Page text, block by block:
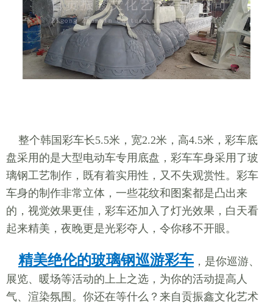
整个韩国彩车长5.5米，宽2.2米，高4.5米，彩车底
盘采用的是大型电动车专用底盘，彩车车身采用了玻
璃钢工艺制作，既有着实用性，又不失观赏性。彩车
车身的制作非常立体，一些花纹和图案都是凸出来
的，视觉效果更佳，彩车还加入了灯光效果，白天看
起来精美，夜晚更是光彩夺人，令你移不开眼。
精美绝伦的玻璃钢巡游彩车，是你巡游、
展览、暖场等活动的上上之选，为你的活动提高人
气、渲染氛围。你还在等什么？来自贡振鑫文化艺术